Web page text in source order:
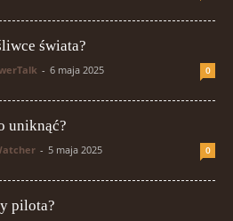
świata?
- 6 maja 2025 0
uniknąć?
- 5 maja 2025 0
pilota?